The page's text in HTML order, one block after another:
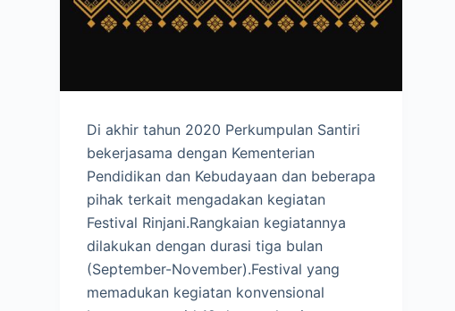
Di akhir tahun 2020 Perkumpulan Santiri
bekerjasama dengan Kementerian
Pendidikan dan Kebudayaan dan beberapa
pihak terkait mengadakan kegiatan
Festival Rinjani.Rangkaian kegiatannya
dilakukan dengan durasi tiga bulan
(September-November).Festival yang
memadukan kegiatan konvensional